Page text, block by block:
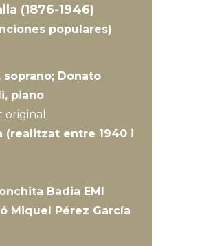
(1876-1946)
populares)
soprano; Donato
piano
original:
(realitzat entre 1940 i
Badia EMI
Miquel Pérez García